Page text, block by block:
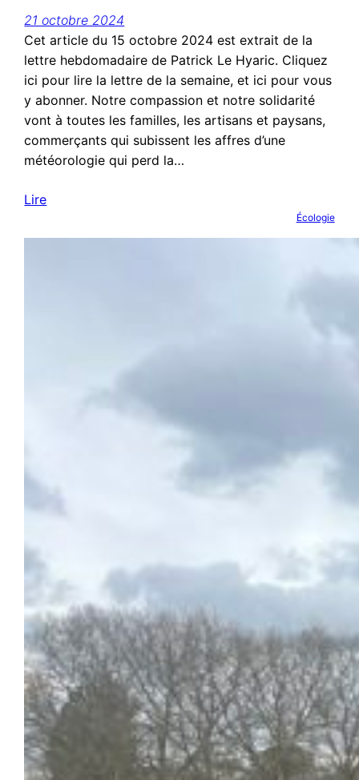
21 octobre 2024
Cet article du 15 octobre 2024 est extrait de la
lettre hebdomadaire de Patrick Le Hyaric. Cliquez
ici pour lire la lettre de la semaine, et ici pour vous
y abonner. Notre compassion et notre solidarité
vont à toutes les familles, les artisans et paysans,
commerçants qui subissent les affres d’une
météorologie qui perd la…
Lire
Écologie